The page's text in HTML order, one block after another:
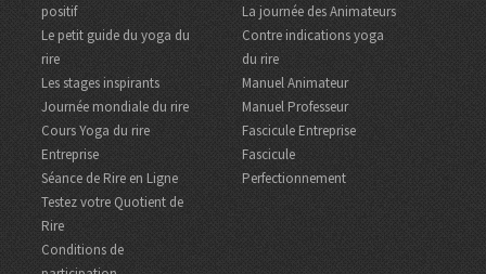
positif
Le petit guide du yoga du
rire
Les stages inspirants
Journée mondiale du rire
Cours Yoga du rire
Entreprise
Séance de Rire en Ligne
Testez votre Quotient de
Rire
Conditions de
La journée des Animateurs
Contre indications yoga
du rire
Manuel Animateur
Manuel Professeur
Fascicule Entreprise
Fascicule
Perfectionnement